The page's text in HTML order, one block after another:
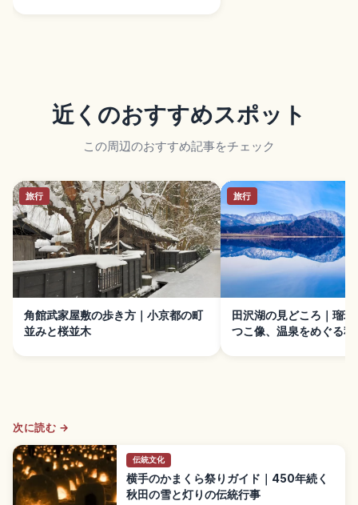
近くのおすすめスポット
この周辺のおすすめ記事をチェック
旅行
角館武家屋敷の歩き方｜小京都の町
並みと桜並木
旅行
田沢湖の見どころ｜瑠
つこ像、温泉をめぐる秋
次に読む →
伝統文化
横手のかまくら祭りガイド｜450年続く
秋田の雪と灯りの伝統行事